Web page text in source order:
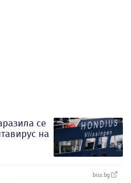
се
на
biss.bg